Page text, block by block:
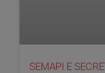
SEMAPI E